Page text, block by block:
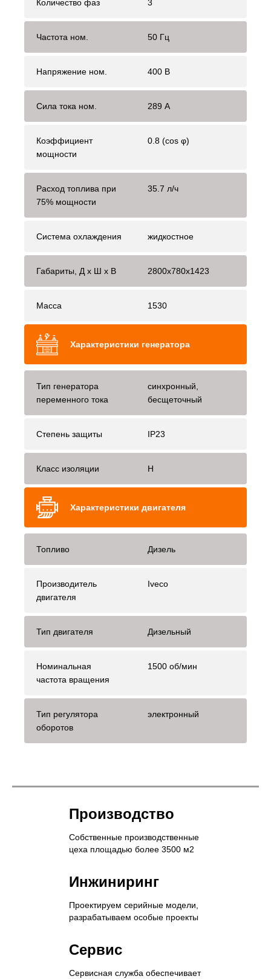
Количество фаз 3
Частота ном. 50 Гц
Напряжение ном. 400 В
Сила тока ном. 289 А
Коэффициент
мощности
0.8 (cos φ)
Расход топлива при
75% мощности
35.7 л/ч
Система охлаждения жидкостное
Габариты, Д x Ш x В 2800x780x1423
Масса 1530
Характеристики генератора
Тип генератора
переменного тока
синхронный,
бесщеточный
Степень защиты IP23
Класс изоляции H
Характеристики двигателя
Топливо Дизель
Производитель
двигателя
Iveco
Тип двигателя Дизельный
Номинальная
частота вращения
1500 об/мин
Тип регулятора
оборотов
электронный
Производство
Собственные производственные
цеха площадью более 3500 м2
Инжиниринг
Проектируем серийные модели,
разрабатываем особые проекты
Сервис
Сервисная служба обеспечивает